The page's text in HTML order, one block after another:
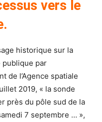
vers le
historique sur la
publique par
de l’Agence spatiale
2019, « la sonde
près du pôle sud de la
7 septembre … »,